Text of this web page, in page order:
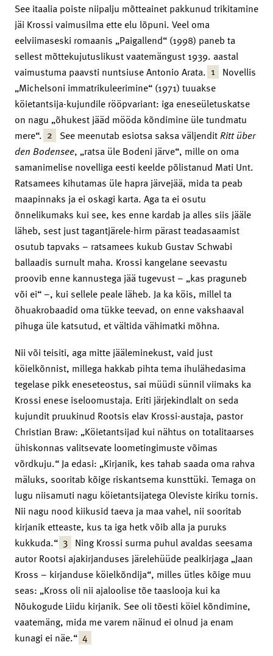
See itaalia poiste niipalju mõtteainet pakkunud trikitamine
jäi Krossi vaimusilma ette elu lõpuni. Veel oma
eelviimaseski romaanis „Paigallend“ (1998) paneb ta
sellest mõttekujutuslikust vaatemängust 1939. aastal
vaimustuma paavsti nuntsiuse Antonio Arata. 1 Novellis
„Michelsoni immatrikuleerimine“ (1971) tuuakse
köietantsija-kujundile rööpvariant: iga eneseületuskatse
on nagu „õhukest jääd mööda kõndimine üle tundmatu
mere“. 2 See meenutab esiotsa saksa väljenditRitt über
den Bodensee, „ratsa üle Bodeni järve“, mille on oma
samanimelise novelliga eesti keelde põlistanud Mati Unt.
Ratsamees kihutamas üle hapra järvejää, mida ta peab
maapinnaks ja ei oskagi karta. Aga ta ei osutu
õnnelikumaks kui see, kes enne kardab ja alles siis jääle
läheb, sest just tagantjärele-hirm pärast teadasaamist
osutub tapvaks – ratsamees kukub Gustav Schwabi
ballaadis surnult maha. Krossi kangelane seevastu
proovib enne kannustega jää tugevust – „kas praguneb
või ei“ –, kui sellele peale läheb. Ja ka köis, millel ta
õhuakrobaadid oma tükke teevad, on enne vakshaaval
pihuga üle katsutud, et vältida vähimatki mõhna.
Nii või teisiti, aga mitte jääleminekust, vaid just
köielkõnnist, millega hakkab pihta tema ihulähedasima
tegelase pikk eneseteostus, sai müüdi sünnil viimaks ka
Krossi enese iseloomustaja. Eriti järjekindlalt on seda
kujundit pruukinud Rootsis elav Krossi-austaja, pastor
Christian Braw: „Köietantsijad kui nähtus on totalitaarses
ühiskonnas valitsevate loometingimuste võimas
võrdkuju.“ Ja edasi: „Kirjanik, kes tahab saada oma rahva
mäluks, sooritab kõige riskantsema kunsttüki. Temaga on
lugu niisamuti nagu köietantsijatega Oleviste kiriku tornis.
Nii nagu nood kiikusid taeva ja maa vahel, nii sooritab
kirjanik etteaste, kus ta iga hetk võib alla ja puruks
kukkuda.“ 3 Ning Krossi surma puhul avaldas seesama
autor Rootsi ajakirjanduses järelehüüde pealkirjaga „Jaan
Kross – kirjanduse köielkõndija“, milles ütles kõige muu
seas: „Kross oli nii ajaloolise tõe taaslooja kui ka
Nõukogude Liidu kirjanik. See oli tõesti köiel kõndimine,
vaatemäng, mida me varem näinud ei olnud ja enam
kunagi ei näe.“ 4